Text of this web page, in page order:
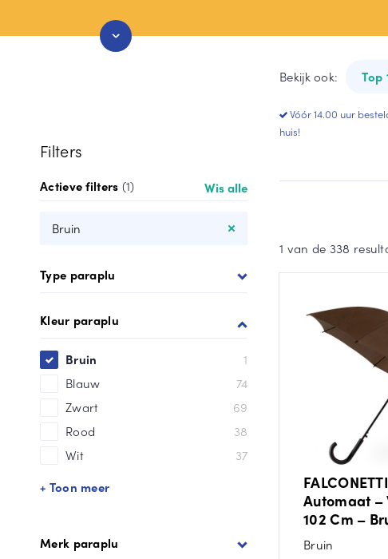
Duo paraplu
Toon meer
Bekijk ook: Top
Vóór 14.00 uur
huis!
1 van de 338
Automaat
102 Cm –
Bruin
Filters
Actieve filters (1) Wis alle
Bruin
Type paraplu
Kleur paraplu
Blauw
74
Zwart
69
Rood
38
Wit
37
Bruin 1
+ Toon meer
Merk paraplu